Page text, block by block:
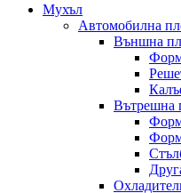
Мухъл
Автомобилна
Външна
Вътрешна